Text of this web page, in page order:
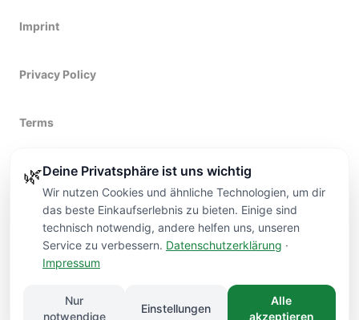
Imprint
Privacy Policy
Terms
Right of withdrawal
©2026 VARDI FLOWERSDÜSSELDORF.
🌿Deine Privatsphäre ist uns wichtig
Wir nutzen Cookies und ähnliche Technologien, um dir
das beste Einkaufserlebnis zu bieten. Einige sind
technisch notwendig, andere helfen uns, unseren
Service zu verbessern. Datenschutzerklärung ·
Impressum
Nur
notwendige
Einstellungen
Alle
akzeptieren